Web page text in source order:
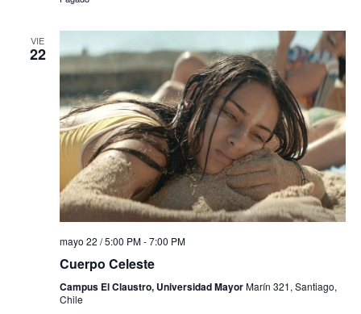
VIE
22
mayo 22 / 5:00 PM-7:00 PM
Cuerpo Celeste
Campus El Claustro, Universidad MayorMarín 321, Santiago,
Chile